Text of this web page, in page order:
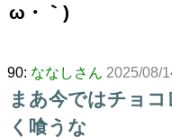
ω・｀)
90: ななしさん 2025/08/
まあ今ではチョ
く喰うな